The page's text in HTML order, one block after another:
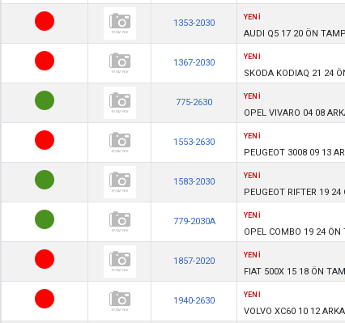
1353-2030
YENİ
AUDI Q5 17 20 ÖN
1367-2030
YENİ
SKODA KODIAQ 21 24
775-2630
YENİ
OPEL VIVARO 04 08
1553-2630
YENİ
PEUGEOT 3008 09 13
1583-2030
YENİ
PEUGEOT RIFTER 19
779-2030A
YENİ
OPEL COMBO 19 24
1857-2020
YENİ
FIAT 500X 15 18 ÖN
1940-2630
YENİ
VOLVO XC60 10 12